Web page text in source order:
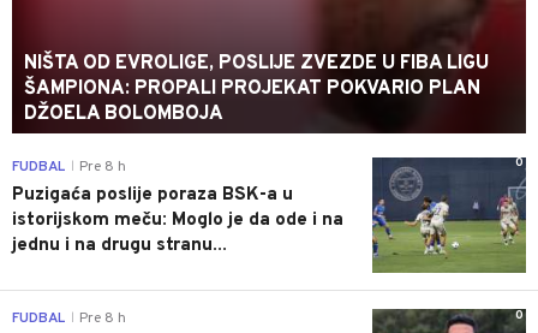
NIŠTA OD EVROLIGE, POSLIJE ZVEZDE U FIBA LIGU
ŠAMPIONA: PROPALI PROJEKAT POKVARIO PLAN
DŽOELA BOLOMBOJA
0
FUDBAL Pre 8 h
Puzigaća poslije poraza BSK-a u
istorijskom meču: Moglo je da ode i na
jednu i na drugu stranu...
0
FUDBAL Pre 8 h